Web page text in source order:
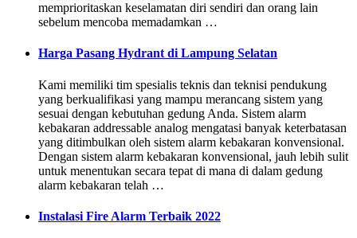
memprioritaskan keselamatan diri sendiri dan orang lain
sebelum mencoba memadamkan …
Harga Pasang Hydrant di Lampung Selatan
Kami memiliki tim spesialis teknis dan teknisi pendukung
yang berkualifikasi yang mampu merancang sistem yang
sesuai dengan kebutuhan gedung Anda. Sistem alarm
kebakaran addressable analog mengatasi banyak keterbatasan
yang ditimbulkan oleh sistem alarm kebakaran konvensional.
Dengan sistem alarm kebakaran konvensional, jauh lebih sulit
untuk menentukan secara tepat di mana di dalam gedung
alarm kebakaran telah …
Instalasi Fire Alarm Terbaik 2022